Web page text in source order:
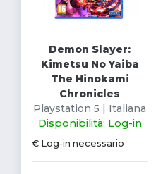
Demon Slayer:
Kimetsu No Yaiba
The Hinokami
Chronicles
Playstation 5 | Italiana
Disponibilità: Log-in
€ Log-in necessario